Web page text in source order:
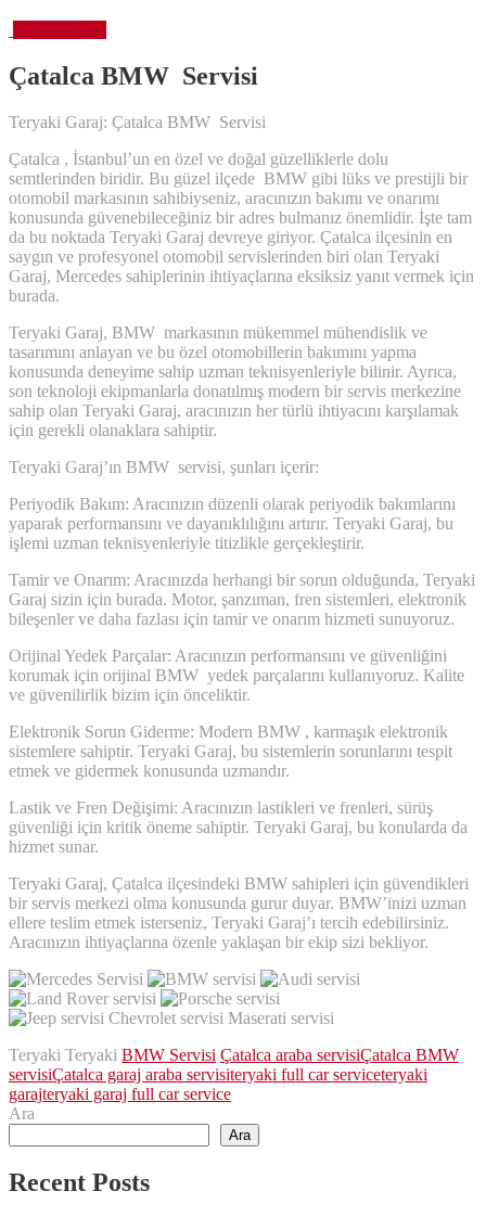
Çatalca BMW Servisi
Teryaki Garaj: Çatalca BMW Servisi
Çatalca , İstanbul’un en özel ve doğal güzelliklerle dolu
semtlerinden biridir. Bu güzel ilçede BMW gibi lüks ve prestijli bir
otomobil markasının sahibiyseniz, aracınızın bakımı ve onarımı
konusunda güvenebileceğiniz bir adres bulmanız önemlidir. İşte tam
da bu noktada Teryaki Garaj devreye giriyor. Çatalca ilçesinin en
saygın ve profesyonel otomobil servislerinden biri olan Teryaki
Garaj, Mercedes sahiplerinin ihtiyaçlarına eksiksiz yanıt vermek için
burada.
Teryaki Garaj, BMW markasının mükemmel mühendislik ve
tasarımını anlayan ve bu özel otomobillerin bakımını yapma
konusunda deneyime sahip uzman teknisyenleriyle bilinir. Ayrıca,
son teknoloji ekipmanlarla donatılmış modern bir servis merkezine
sahip olan Teryaki Garaj, aracınızın her türlü ihtiyacını karşılamak
için gerekli olanaklara sahiptir.
Teryaki Garaj’ın BMW servisi, şunları içerir:
Periyodik Bakım: Aracınızın düzenli olarak periyodik bakımlarını
yaparak performansını ve dayanıklılığını artırır. Teryaki Garaj, bu
işlemi uzman teknisyenleriyle titizlikle gerçekleştirir.
Tamir ve Onarım: Aracınızda herhangi bir sorun olduğunda, Teryaki
Garaj sizin için burada. Motor, şanzıman, fren sistemleri, elektronik
bileşenler ve daha fazlası için tamir ve onarım hizmeti sunuyoruz.
Orijinal Yedek Parçalar: Aracınızın performansını ve güvenliğini
korumak için orijinal BMW yedek parçalarını kullanıyoruz. Kalite
ve güvenilirlik bizim için önceliktir.
Elektronik Sorun Giderme: Modern BMW , karmaşık elektronik
sistemlere sahiptir. Teryaki Garaj, bu sistemlerin sorunlarını tespit
etmek ve gidermek konusunda uzmandır.
Lastik ve Fren Değişimi: Aracınızın lastikleri ve frenleri, sürüş
güvenliği için kritik öneme sahiptir. Teryaki Garaj, bu konularda da
hizmet sunar.
Teryaki Garaj, Çatalca ilçesindeki BMW sahipleri için güvendikleri
bir servis merkezi olma konusunda gurur duyar. BMW’inizi uzman
ellere teslim etmek isterseniz, Teryaki Garaj’ı tercih edebilirsiniz.
Aracınızın ihtiyaçlarına özenle yaklaşan bir ekip sizi bekliyor.
Teryaki Teryaki BMW Servisi Çatalca araba servisiÇatalca BMW
servisiÇatalca garaj araba servisiteryaki full car serviceteryaki
garajteryaki garaj full car service
Ara
Ara
Recent Posts